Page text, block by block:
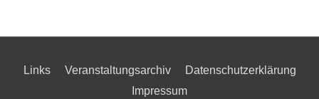
Links Veranstaltungsarchiv
Datenschutzerklärung
Impressum